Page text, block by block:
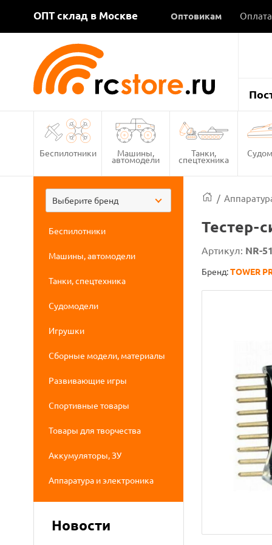
ОПТ склад в Москве Оптовикам Оплата
Беспилотники Машины,
автомодели
Танки,
спецтехника
Выберите бренд
Беспилотники
Машины, автомодели
Танки, спецтехника
Судомодели
Игрушки
Сборные модели, материалы
Развивающие игры
Спортивные товары
Товары для творчества
Аккумуляторы, ЗУ
Аппаратура и электроника
Новости
/
Тестер-
Артикул: NR-
Бренд:TOWER